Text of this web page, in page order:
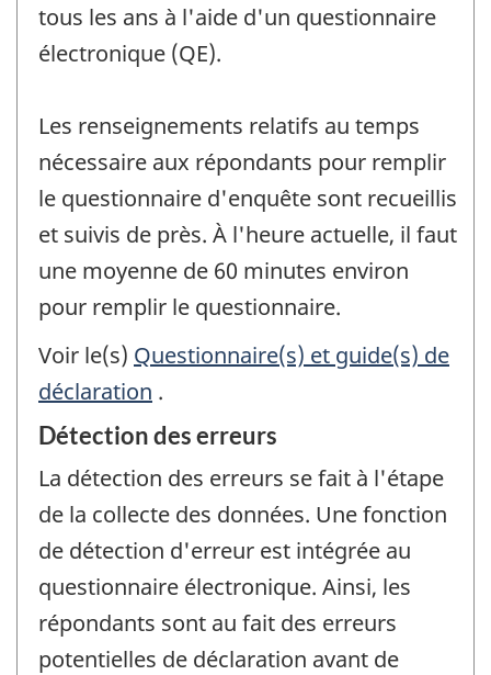
tous les ans à l'aide d'un questionnaire
électronique (QE).
Les renseignements relatifs au temps
nécessaire aux répondants pour remplir
le questionnaire d'enquête sont recueillis
et suivis de près. À l'heure actuelle, il faut
une moyenne de 60 minutes environ
pour remplir le questionnaire.
Voir le(s) Questionnaire(s) et guide(s) de
déclaration .
Détection des erreurs
La détection des erreurs se fait à l'étape
de la collecte des données. Une fonction
de détection d'erreur est intégrée au
questionnaire électronique. Ainsi, les
répondants sont au fait des erreurs
potentielles de déclaration avant de